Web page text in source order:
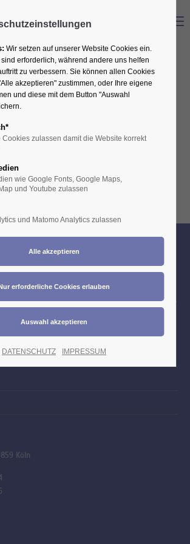
im Kölner
engagieren wir uns mit Freude und
Zahntechniker bei allen Themen rund um die
mit Stolz zurück auf eine lange Vergangenheit.
Köln
Wir setzen auf unserer Website Cookies ein.
erforderlich, während andere uns helfen
zu verbessern. Sie können allen Cookies
akzeptieren" zustimmen, oder Ihre eigene
und diese mit dem Button "Auswahl
Cookies zulassen damit die Website korrekt
wie Google Fonts, Google Maps,
und Youtube zulassen
und Matomo Analytics zulassen
DATENSCHUTZ IMPRESSUM